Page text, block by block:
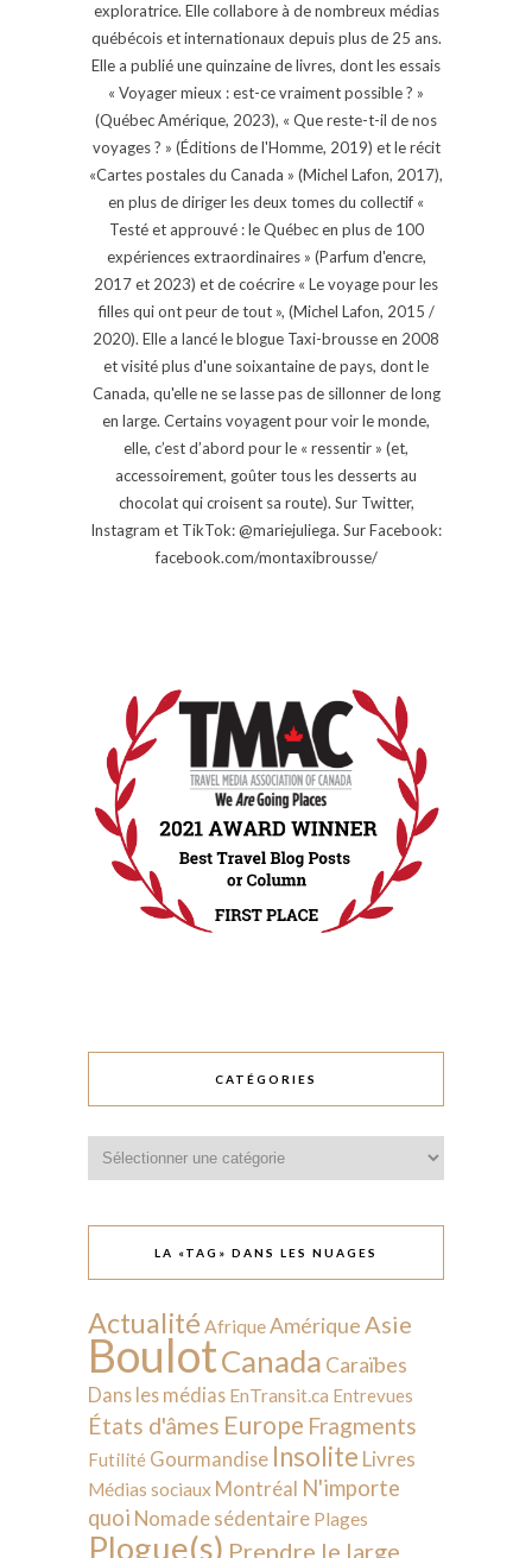
exploratrice. Elle collabore à de nombreux médias
québécois et internationaux depuis plus de 25 ans.
Elle a publié une quinzaine de livres, dont les essais
« Voyager mieux : est-ce vraiment possible ? »
(Québec Amérique, 2023), « Que reste-t-il de nos
voyages ? » (Éditions de l'Homme, 2019) et le récit
«Cartes postales du Canada » (Michel Lafon, 2017),
en plus de diriger les deux tomes du collectif «
Testé et approuvé : le Québec en plus de 100
expériences extraordinaires » (Parfum d'encre,
2017 et 2023) et de coécrire « Le voyage pour les
filles qui ont peur de tout », (Michel Lafon, 2015 /
2020). Elle a lancé le blogue Taxi-brousse en 2008
et visité plus d'une soixantaine de pays, dont le
Canada, qu'elle ne se lasse pas de sillonner de long
en large. Certains voyagent pour voir le monde,
elle, c’est d’abord pour le « ressentir » (et,
accessoirement, goûter tous les desserts au
chocolat qui croisent sa route). Sur Twitter,
Instagram et TikTok: @mariejuliega. Sur Facebook:
facebook.com/montaxibrousse/
CATÉGORIES
LA «TAG» DANS LES NUAGES
Actualité AfriqueAmérique Asie
BoulotCanada Caraïbes
Dans les médias EnTransit.ca Entrevues
États d'âmes Europe Fragments
Futilité Gourmandise Insolite Livres
Médias sociaux Montréal N'importe
quoi Nomade sédentaire Plages
Plogue(s) Prendre le large